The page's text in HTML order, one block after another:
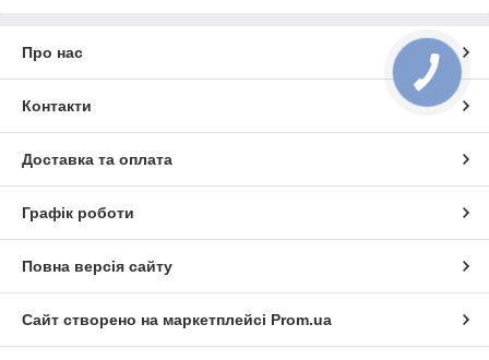
Про нас
Контакти
Доставка та оплата
Графік роботи
Повна версія сайту
Сайт створено на маркетплейсі Prom.ua